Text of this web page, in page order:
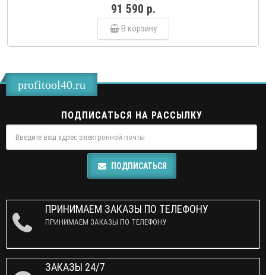
91 590 р.
В корзину
profitool40.ru
ПОДПИСАТЬСЯ НА РАССЫЛКУ
ПОДПИСАТЬСЯ
ПРИНИМАЕМ ЗАКАЗЫ ПО ТЕЛЕФОНУ
ПРИНИМАЕМ ЗАКАЗЫ ПО ТЕЛЕФОНУ
ЗАКАЗЫ 24/7